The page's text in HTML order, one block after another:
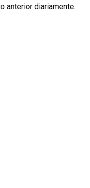
anterior diariamente.